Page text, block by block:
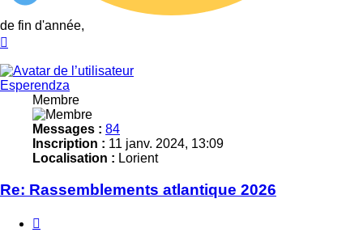
de fin d'année,
Esperendza
Membre
Messages : 84
Inscription : 11 janv. 2024, 13:09
Localisation : Lorient
Re: Rassemblements atlantique 2026